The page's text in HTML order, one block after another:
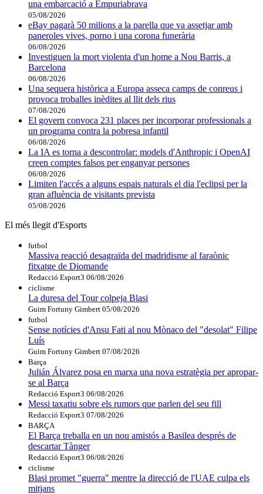
una embarcació a Empuriabrava
05/08/2026
eBay pagarà 50 milions a la parella que va assetjar amb
paneroles vives, porno i una corona funerària
06/08/2026
Investiguen la mort violenta d'un home a Nou Barris, a
Barcelona
06/08/2026
Una sequera històrica a Europa asseca camps de conreus i
provoca troballes inèdites al llit dels rius
07/08/2026
El govern convoca 231 places per incorporar professionals a
un programa contra la pobresa infantil
06/08/2026
La IA es torna a descontrolar: models d'Anthropic i OpenAI
creen comptes falsos per enganyar persones
06/08/2026
Limiten l'accés a alguns espais naturals el dia l'eclipsi per la
gran afluència de visitants prevista
05/08/2026
El més llegit d'Esports
futbol
Massiva reacció desagraïda del madridisme al faraònic
fitxatge de Diomande
Redacció Esport3 06/08/2026
ciclisme
La duresa del Tour colpeja Blasi
Guim Fortuny Gimbert 05/08/2026
futbol
Sense notícies d'Ansu Fati al nou Mònaco del "desolat" Filipe
Luís
Guim Fortuny Gimbert 07/08/2026
Barça
Julián Álvarez posa en marxa una nova estratègia per apropar-
se al Barça
Redacció Esport3 06/08/2026
Messi taxatiu sobre els rumors que parlen del seu fill
Redacció Esport3 07/08/2026
BARÇA
El Barça treballa en un nou amistós a Basilea després de
descartar Tànger
Redacció Esport3 06/08/2026
ciclisme
Blasi promet "guerra" mentre la direcció de l'UAE culpa els
mitjans